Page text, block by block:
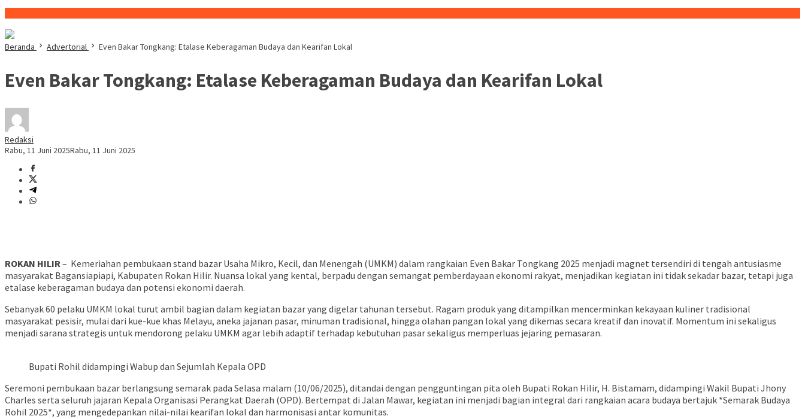
Beranda Advertorial Even Bakar Tongkang: Etalase Keberagaman Budaya dan Kearifan Lokal
Even Bakar Tongkang: Etalase Keberagaman Budaya dan Kearifan Lokal
Redaksi
Rabu, 11 Juni 2025Rabu, 11 Juni 2025
ROKAN HILIR– Kemeriahan pembukaan stand bazar Usaha Mikro, Kecil, dan Menengah (UMKM) dalam rangkaian Even Bakar Tongkang 2025 menjadi magnet tersendiri di tengah antusiasme
masyarakat Bagansiapiapi, Kabupaten Rokan Hilir. Nuansa lokal yang kental, berpadu dengan semangat pemberdayaan ekonomi rakyat, menjadikan kegiatan ini tidak sekadar bazar, tetapi juga
etalase keberagaman budaya dan potensi ekonomi daerah.
Sebanyak 60 pelaku UMKM lokal turut ambil bagian dalam kegiatan bazar yang digelar tahunan tersebut. Ragam produk yang ditampilkan mencerminkan kekayaan kuliner tradisional
masyarakat pesisir, mulai dari kue-kue khas Melayu, aneka jajanan pasar, minuman tradisional, hingga olahan pangan lokal yang dikemas secara kreatif dan inovatif. Momentum ini sekaligus
menjadi sarana strategis untuk mendorong pelaku UMKM agar lebih adaptif terhadap kebutuhan pasar sekaligus memperluas jejaring pemasaran.
Bupati Rohil didampingi Wabup dan Sejumlah Kepala OPD
Seremoni pembukaan bazar berlangsung semarak pada Selasa malam (10/06/2025), ditandai dengan pengguntingan pita oleh Bupati Rokan Hilir, H. Bistamam, didampingi Wakil Bupati Jhony
Charles serta seluruh jajaran Kepala Organisasi Perangkat Daerah (OPD). Bertempat di Jalan Mawar, kegiatan ini menjadi bagian integral dari rangkaian acara budaya bertajuk *Semarak Budaya
Rohil 2025*, yang mengedepankan nilai-nilai kearifan lokal dan harmonisasi antar komunitas.